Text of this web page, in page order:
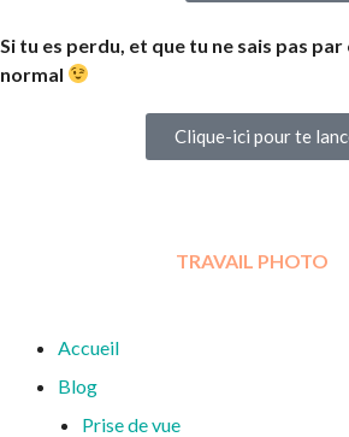
Si tu es perdu, et que tu ne sais pas
normal
Clique-ici pour te
TRAVAIL PHOTO
Accueil
Blog
Prise de vue